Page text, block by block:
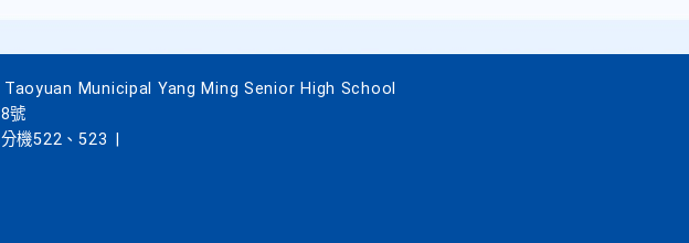
Taoyuan Municipal Yang Ming Senior High School
號
機522、523